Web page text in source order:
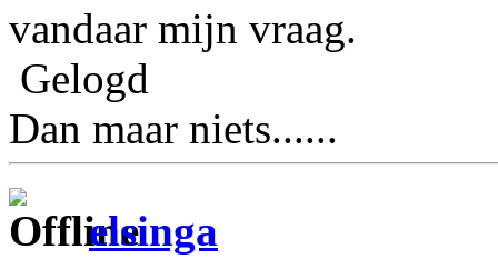
vandaar mijn vraag.
Gelogd
Dan maar niets......
elsinga